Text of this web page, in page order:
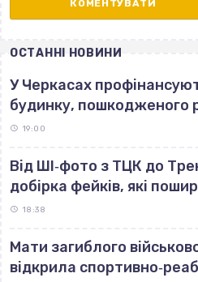
ОСТАННІ НОВИНИ
У Черкасах
будинку, пошкодженого
19:00
Від ШІ‐фото з ТЦК до
добірка фейків, які
18:38
Мати загиблого
відкрила